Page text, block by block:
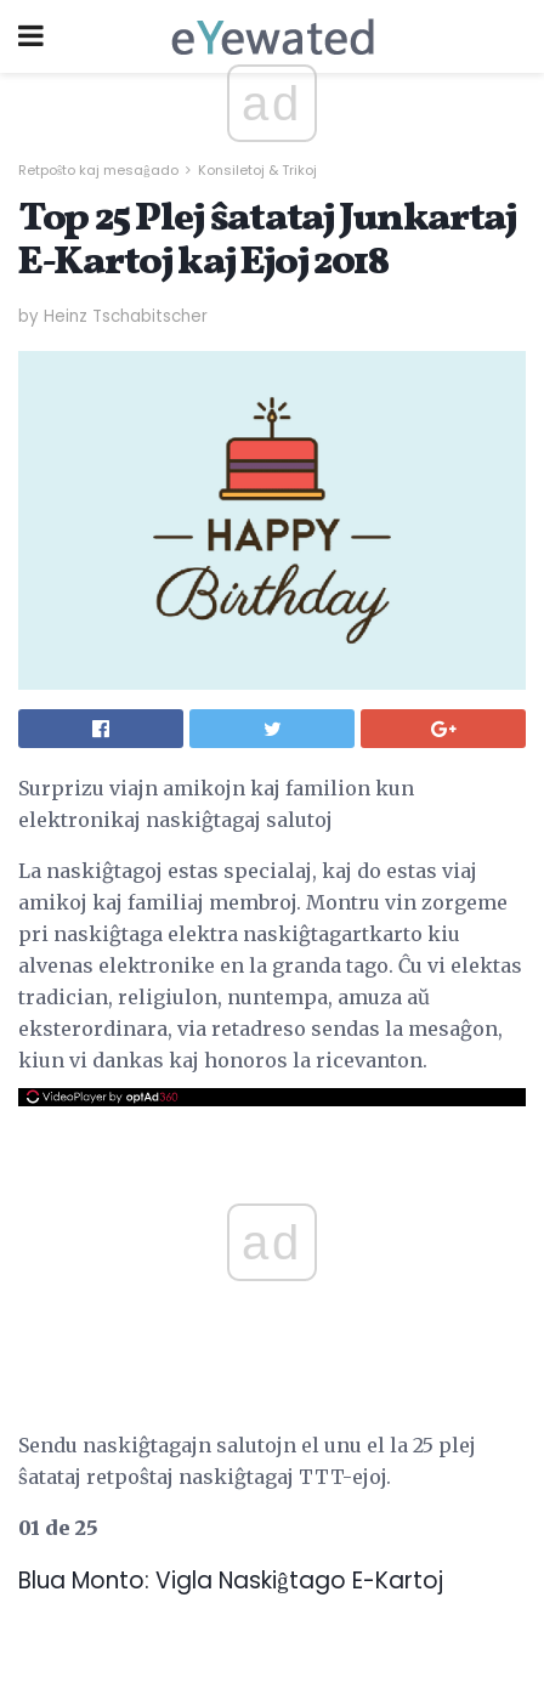
ad
Retpoŝto kaj mesaĝado Konsiletoj & Trikoj
Top 25 Plej ŝatataj Junkartaj
E-Kartoj kaj Ejoj 2018
by Heinz Tschabitscher
Surprizu viajn amikojn kaj familion kun
elektronikaj naskiĝtagaj salutoj
La naskiĝtagoj estas specialaj, kaj do estas viaj
amikoj kaj familiaj membroj. Montru vin zorgeme
pri naskiĝtaga elektra naskiĝtagartkarto kiu
alvenas elektronike en la granda tago. Ĉu vi elektas
tradician, religiulon, nuntempa, amuza aŭ
eksterordinara, via retadreso sendas la mesaĝon,
kiun vi dankas kaj honoros la ricevanton.
ad
Sendu naskiĝtagajn salutojn el unu el la 25 plej
ŝatataj retpoŝtaj naskiĝtagaj TTT-ejoj.
01 de 25
Blua Monto: Vigla Naskiĝtago E-Kartoj